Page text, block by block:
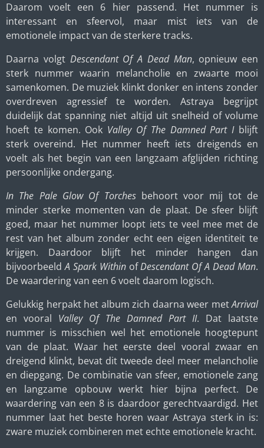
Daarom voelt een 6 hier passend. Het nummer is
interessant en sfeervol, maar mist iets van de
emotionele impact van de sterkere tracks.
Daarna volgt Descendant Of A Dead Man, opnieuw een
sterk nummer waarin melancholie en zwaarte mooi
samenkomen. De muziek klinkt donker en intens zonder
overdreven agressief te worden. Astraya begrijpt
duidelijk dat spanning niet altijd uit snelheid of volume
hoeft te komen. Ook Valley Of The Damned Part Iblijft
sterk overeind. Het nummer heeft iets dreigends en
voelt als het begin van een langzaam afglijden richting
persoonlijke ondergang.
In The Pale Glow Of Torchesbehoort voor mij tot de
minder sterke momenten van de plaat. De sfeer blijft
goed, maar het nummer loopt iets te veel mee met de
rest van het album zonder echt een eigen identiteit te
krijgen. Daardoor blijft het minder hangen dan
bijvoorbeeldA Spark WithinofDescendant Of A Dead Man.
De waardering van een 6 voelt daarom logisch.
Gelukkig herpakt het album zich daarna weer metArrival
en vooral Valley Of The Damned Part II. Dat laatste
nummer is misschien wel het emotionele hoogtepunt
van de plaat. Waar het eerste deel vooral zwaar en
dreigend klinkt, bevat dit tweede deel meer melancholie
en diepgang. De combinatie van sfeer, emotionele zang
en langzame opbouw werkt hier bijna perfect. De
waardering van een 8 is daardoor gerechtvaardigd. Het
nummer laat het beste horen waar Astraya sterk in is:
zware muziek combineren met echte emotionele kracht.